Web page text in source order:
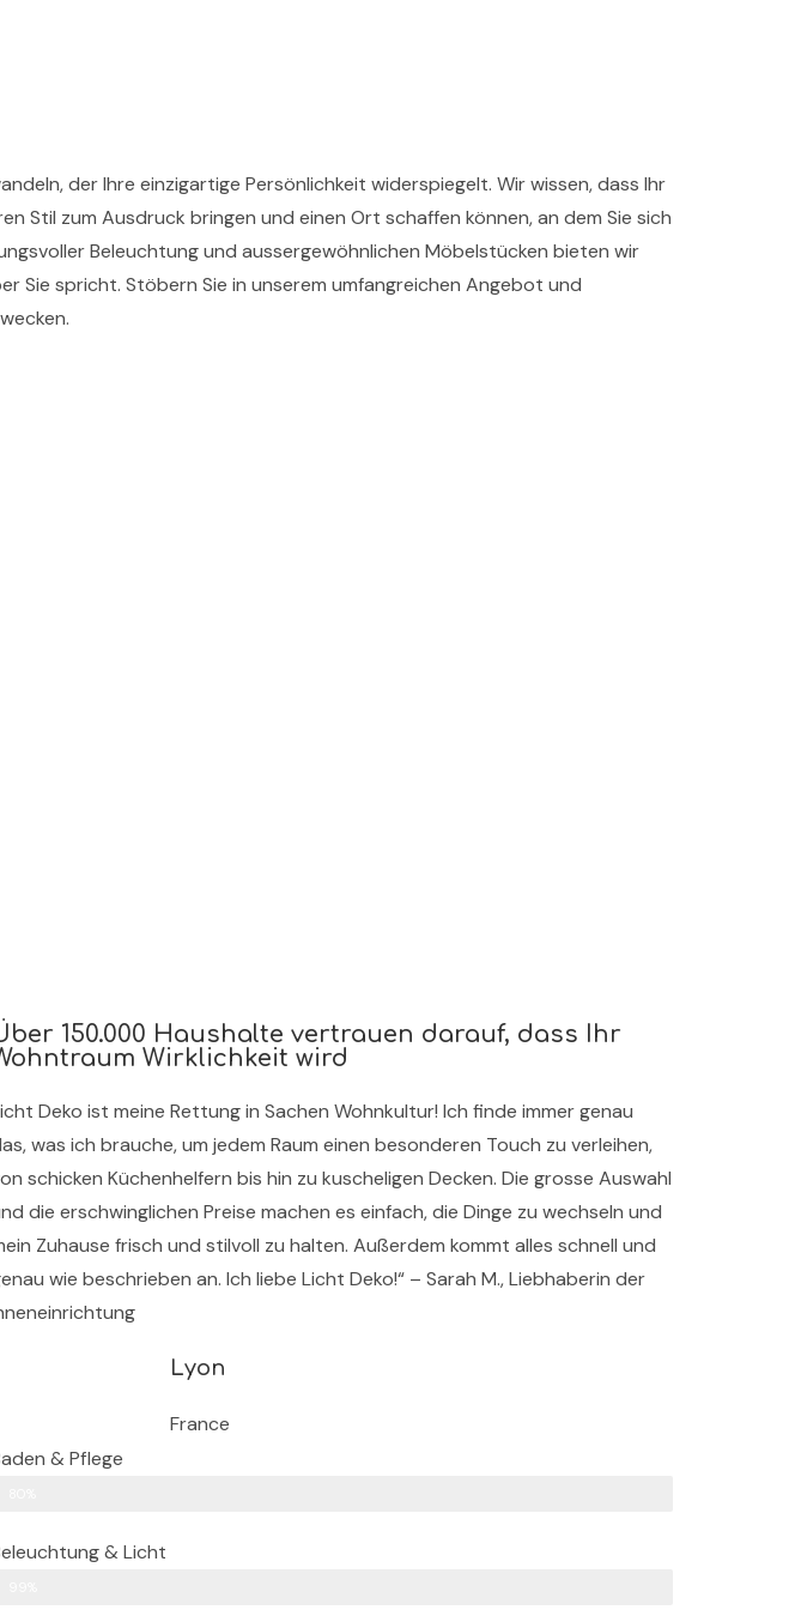
der Ihre einzigartige Persönlichkeit widerspiegelt. Wir wissen, dass Ihr
Stil zum Ausdruck bringen und einen Ort schaffen können, an dem Sie sich
Beleuchtung und aussergewöhnlichen Möbelstücken bieten wir
Sie spricht. Stöbern Sie in unserem umfangreichen Angebot und
150.000 Haushalte vertrauen darauf, dass Ihr
Wirklichkeit wird
Deko ist meine Rettung in Sachen Wohnkultur! Ich finde immer genau
was ich brauche, um jedem Raum einen besonderen Touch zu verleihen,
schicken Küchenhelfern bis hin zu kuscheligen Decken. Die grosse Auswahl
die erschwinglichen Preise machen es einfach, die Dinge zu wechseln und
Zuhause frisch und stilvoll zu halten. Außerdem kommt alles schnell und
wie beschrieben an. Ich liebe Licht Deko!“ – Sarah M., Liebhaberin der
Lyon
France
& Pflege
& Licht